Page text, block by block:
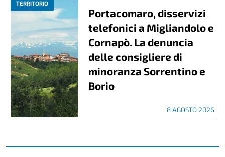
TERRITORIO
Portacomaro, disservizi
telefonici a Migliandolo e
Cornapò. La denuncia
delle consigliere di
minoranza Sorrentino e
Borio
8 AGOSTO 2026